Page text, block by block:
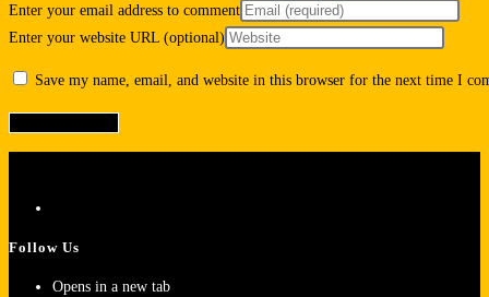
Enter your email address to comment
Enter your website URL (optional)
Save my name, email, and website in this browser for the next time I
Follow Us
Opens in a new tab